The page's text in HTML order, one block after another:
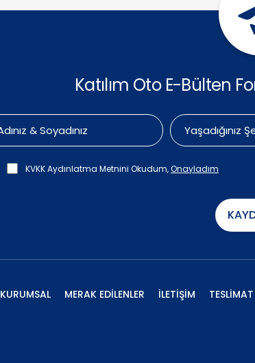
Katılım Oto E-Bülten
KVKK Aydınlatma Metnini Okudum,Onayladım
KURUMSAL MERAK EDİLENLER İLETİŞİM TESLİMAT